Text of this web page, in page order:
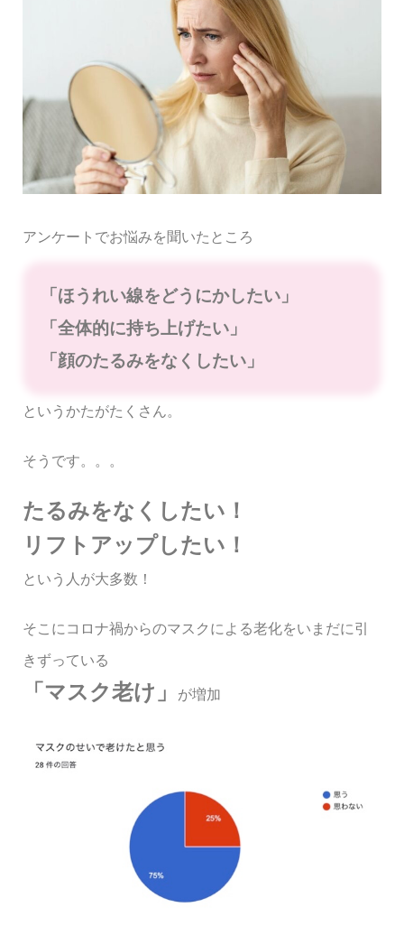
アンケートでお悩みを聞いたところ
「ほうれい線をどうにかしたい」
「全体的に持ち上げたい」
「顔のたるみをなくしたい」
というかたがたくさん。
そうです。。。
たるみをなくしたい！
リフトアップしたい！
という人が大多数！
そこにコロナ禍からのマスクによる老化をいまだに引
きずっている
「マスク老け」 が増加